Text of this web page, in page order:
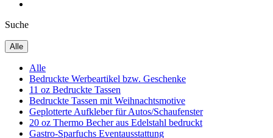
Suche
Alle
Alle
Bedruckte Werbeartikel bzw. Geschenke
11 oz Bedruckte Tassen
Bedruckte Tassen mit Weihnachtsmotive
Geplotterte Aufkleber für Autos/Schaufenster
20 oz Thermo Becher aus Edelstahl bedruckt
Gastro-Sparfuchs Eventausstattung